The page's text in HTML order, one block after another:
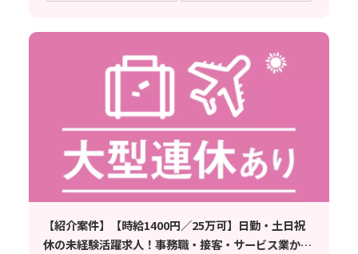
【紹介案件】【時給1400円／25万可】日勤・土日祝
休の未経験活躍求人！事務職・接客・サービス業から